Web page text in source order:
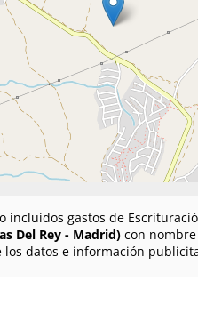
incluidos gastos de
Del Rey - Madrid)con nombre
los datos e información